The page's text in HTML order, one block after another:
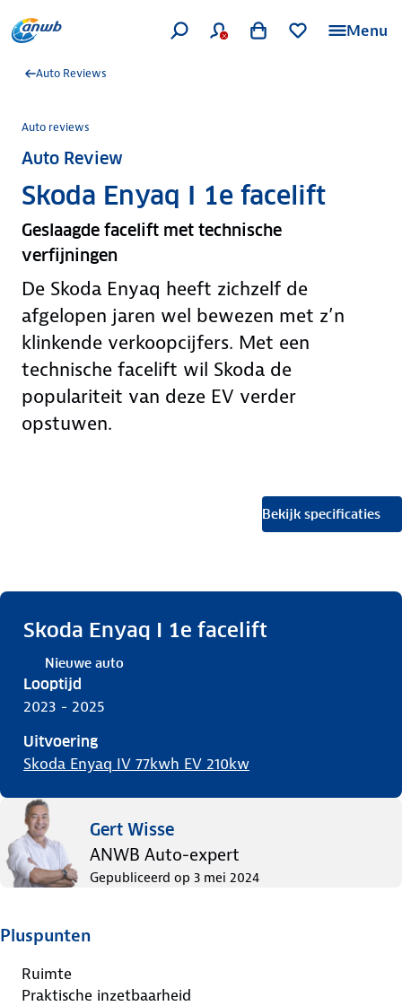
Menu
Auto Reviews
Auto reviews
Auto Review
Skoda Enyaq I 1e facelift
Geslaagde facelift met technische
verfijningen
De Skoda Enyaq heeft zichzelf de
afgelopen jaren wel bewezen met z’n
klinkende verkoopcijfers. Met een
technische facelift wil Skoda de
populariteit van deze EV verder
opstuwen.
Bekijk specificaties
Skoda Enyaq I 1e facelift
Nieuwe auto
Looptijd
2023 - 2025
Uitvoering
Skoda Enyaq IV 77kwh EV 210kw
Gert Wisse
ANWB Auto-expert
Gepubliceerd op 3 mei 2024
Pluspunten
Ruimte
Praktische inzetbaarheid